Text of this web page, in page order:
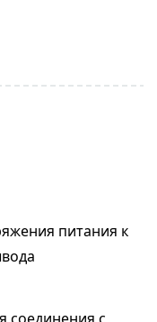
питания к